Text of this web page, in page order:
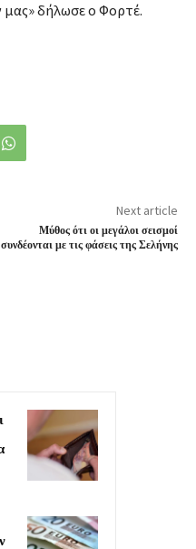
δήλωσε ο Φορτέ.
Next article
Μύθος ότι οι μεγάλοι σεισμοί
συνδέονται με τις φάσεις της Σελήνης